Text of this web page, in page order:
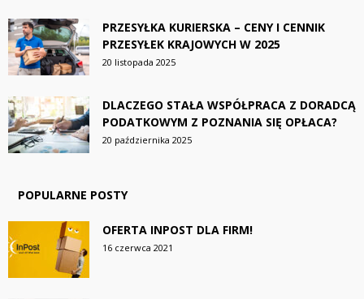
PRZESYŁKA KURIERSKA – CENY I CENNIK
PRZESYŁEK KRAJOWYCH W 2025
20 listopada 2025
DLACZEGO STAŁA WSPÓŁPRACA Z DORADCĄ
PODATKOWYM Z POZNANIA SIĘ OPŁACA?
20 października 2025
POPULARNE POSTY
OFERTA INPOST DLA FIRM!
16 czerwca 2021